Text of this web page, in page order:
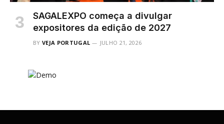
SAGALEXPO começa a divulgar
expositores da edição de 2027
BY VEJA PORTUGAL JULHO 21, 2026